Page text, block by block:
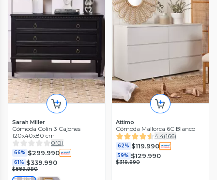
Sarah Miller
Cómoda Colin 3 Cajones
120x40x80 cm
0(0)
66% $299.990
61% $339.990
$889.990
Attimo
Cómoda Mallorca 6C Blanco
4.4(166)
62% $119.990
59% $129.990
$319.990